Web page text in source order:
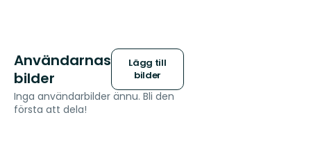
Användarnas
bilder
Lägg till
bilder
Inga användarbilder ännu. Bli den
första att dela!